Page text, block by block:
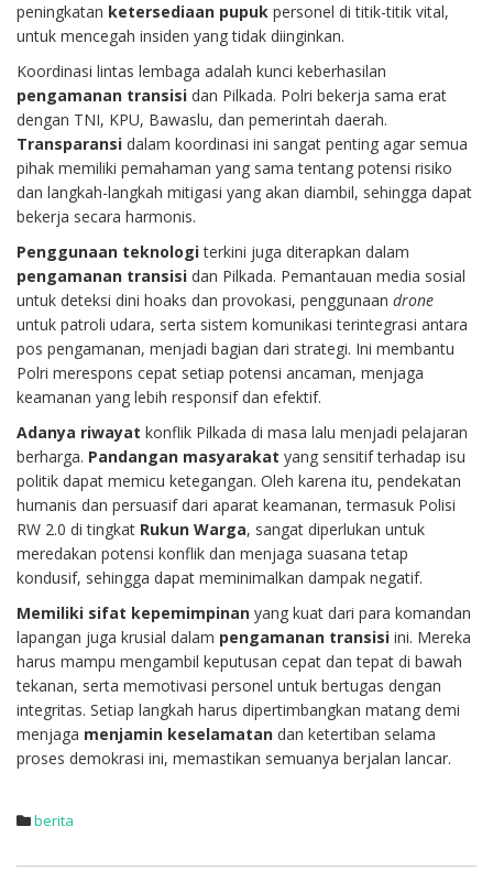
peningkatan ketersediaan pupuk personel di titik-titik vital,
untuk mencegah insiden yang tidak diinginkan.
Koordinasi lintas lembaga adalah kunci keberhasilan
pengamanan transisi dan Pilkada. Polri bekerja sama erat
dengan TNI, KPU, Bawaslu, dan pemerintah daerah.
Transparansi dalam koordinasi ini sangat penting agar semua
pihak memiliki pemahaman yang sama tentang potensi risiko
dan langkah-langkah mitigasi yang akan diambil, sehingga dapat
bekerja secara harmonis.
Penggunaan teknologiterkini juga diterapkan dalam
pengamanan transisi dan Pilkada. Pemantauan media sosial
untuk deteksi dini hoaks dan provokasi, penggunaan drone
untuk patroli udara, serta sistem komunikasi terintegrasi antara
pos pengamanan, menjadi bagian dari strategi. Ini membantu
Polri merespons cepat setiap potensi ancaman, menjaga
keamanan yang lebih responsif dan efektif.
Adanya riwayat konflik Pilkada di masa lalu menjadi pelajaran
berharga. Pandangan masyarakat yang sensitif terhadap isu
politik dapat memicu ketegangan. Oleh karena itu, pendekatan
humanis dan persuasif dari aparat keamanan, termasuk Polisi
RW 2.0 di tingkat Rukun Warga, sangat diperlukan untuk
meredakan potensi konflik dan menjaga suasana tetap
kondusif, sehingga dapat meminimalkan dampak negatif.
Memiliki sifat kepemimpinan yang kuat dari para komandan
lapangan juga krusial dalam pengamanan transisi ini. Mereka
harus mampu mengambil keputusan cepat dan tepat di bawah
tekanan, serta memotivasi personel untuk bertugas dengan
integritas. Setiap langkah harus dipertimbangkan matang demi
menjaga menjamin keselamatan dan ketertiban selama
proses demokrasi ini, memastikan semuanya berjalan lancar.
berita